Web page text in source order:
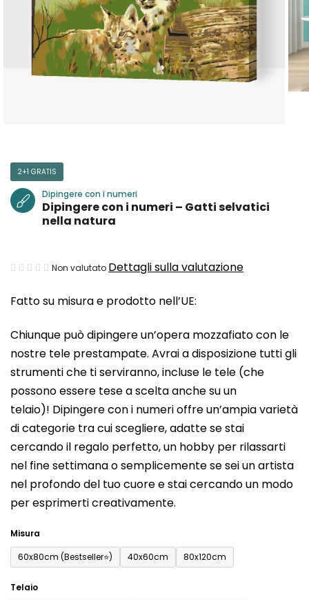
Fatto su misura e prodotto nell’UE:
Chiunque può dipingere un’opera mozzafiato con le
nostre tele prestampate. Avrai a disposizione tutti gli
strumenti che ti serviranno, incluse le tele (che
possono essere tese a scelta anche su un
telaio)! Dipingere con i numeri offre un’ampia varietà
di categorie tra cui scegliere, adatte se stai
cercando il regalo perfetto, un hobby per rilassarti
nel fine settimana o semplicemente se sei un artista
nel profondo del tuo cuore e stai cercando un modo
per esprimerti creativamente.
Misura
60x80cm (Bestseller⭐)
40x60cm 80x120cm
Telaio
2+1 GRATIS
Dipingere con i numeri
Dipingere con i numeri – Gatti selvatici
nella natura
La
media
prodotto
è
0,0
su
5
stelle.
Non valutato Dettagli sulla valutazione